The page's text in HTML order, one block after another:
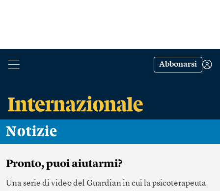
Abbonarsi
Notizie
Pronto, puoi aiutarmi?
Una serie di video del Guardian in cui la psicoterapeuta